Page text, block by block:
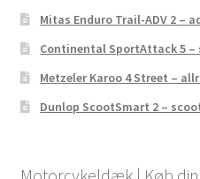
Mitas Enduro Trail-ADV 2 –
Continental SportAttack 5
Metzeler Karoo 4 Street –
Dunlop ScootSmart 2 –